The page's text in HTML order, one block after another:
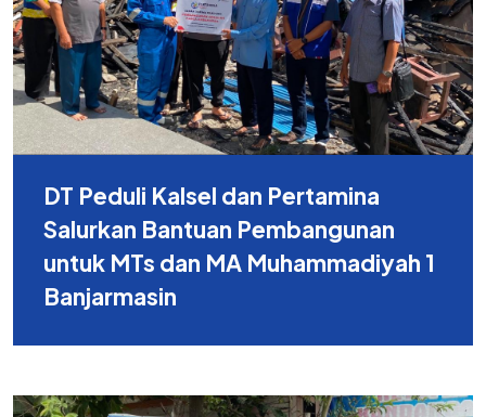
DT Peduli Kalsel dan Pertamina
Salurkan Bantuan Pembangunan
untuk MTs dan MA Muhammadiyah 1
Banjarmasin